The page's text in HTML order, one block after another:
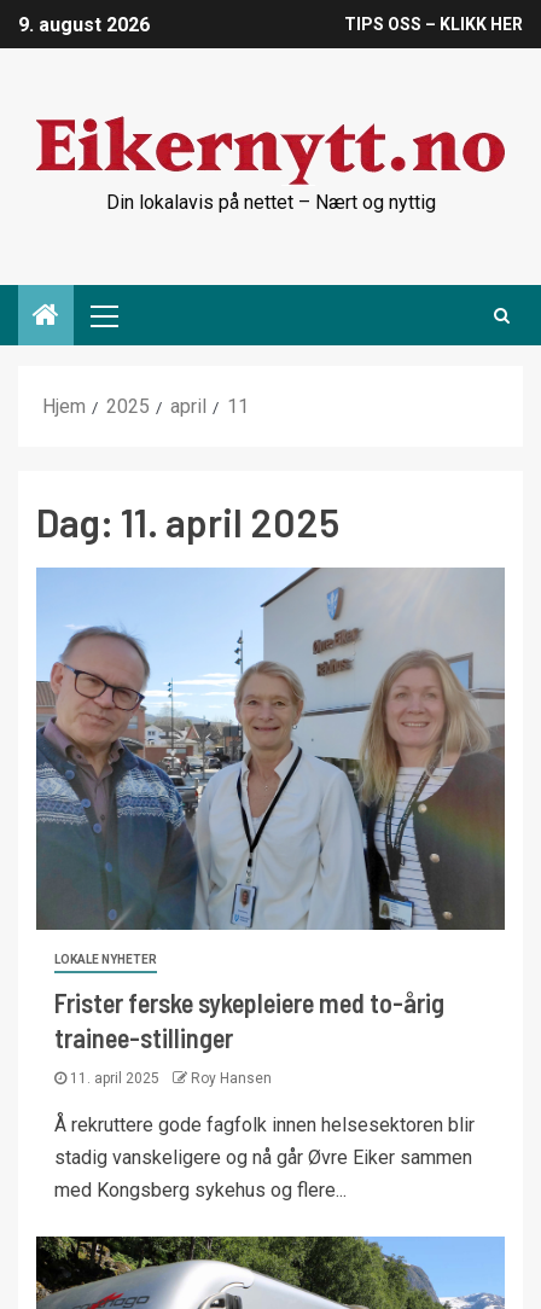
9. august 2026 TIPS OSS – KLIKK HER
Din lokalavis på nettet – Nært og nyttig
Hjem 2025 april 11
Dag: 11. april 2025
LOKALE NYHETER
Frister ferske sykepleiere med to-årig
trainee-stillinger
11. april 2025 Roy Hansen
Å rekruttere gode fagfolk innen helsesektoren blir
stadig vanskeligere og nå går Øvre Eiker sammen
med Kongsberg sykehus og flere...